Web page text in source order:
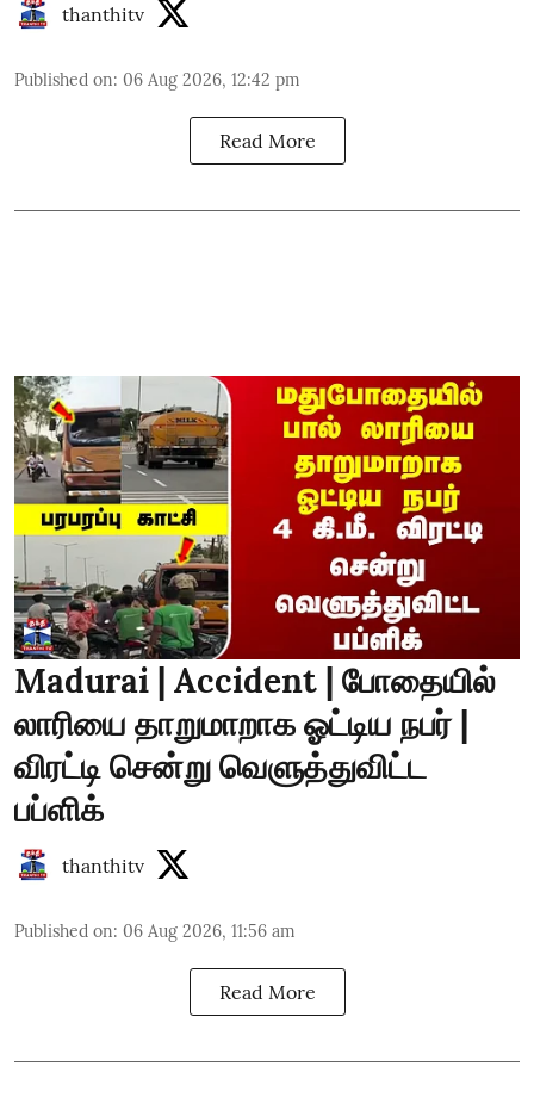
thanthitv
Published on: 06 Aug 2026, 12:42 pm
Read More
Madurai | Accident | போதையில்
லாரியை தாறுமாறாக ஓட்டிய நபர் |
விரட்டி சென்று வெளுத்துவிட்ட
பப்ளிக்
thanthitv
Published on: 06 Aug 2026, 11:56 am
Read More